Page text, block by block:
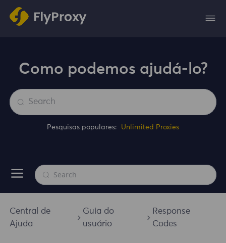
Como podemos ajudá-lo?
Pesquisas populares: Unlimited Proxies
Central de
Ajuda
Guia do
usuário
Response
Codes